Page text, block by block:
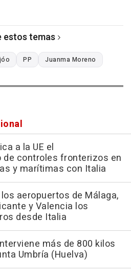
estos temas
PP Juanma Moreno
a la UE el
controles fronterizos en
y marítimas con Italia
aeropuertos de Málaga,
y Valencia los
desde Italia
más de 800 kilos
Umbría (Huelva)